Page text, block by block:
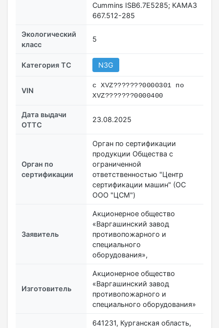
Cummins ISB6.7E5285; КАМАЗ
667.512-285
Экологический
класс
5
Категория ТС N3G
VIN
c XVZ???????0000301 по
XVZ???????0000400
Дата выдачи
ОТТС
23.08.2025
Орган по
сертификации
Орган по сертификации
продукции Общества с
ограниченной
ответственностью "Центр
сертификации машин" (ОС
ООО "ЦСМ")
Заявитель
Акционерное общество
«Варгашинский завод
противопожарного и
специального
оборудования»,
Изготовитель
Акционерное общество
«Варгашинский завод
противопожарного и
специального оборудования»
641231, Курганская область,